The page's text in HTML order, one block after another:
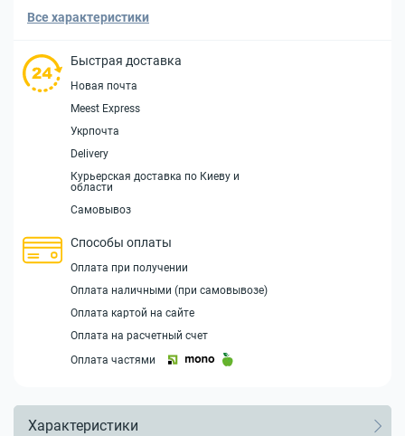
Все характеристики
Быстрая доставка
Новая почта
Meest Express
Укрпочта
Delivery
Курьерская доставка по Киеву и
области
Самовывоз
Способы оплаты
Оплата при получении
Оплата наличными (при самовывозе)
Оплата картой на сайте
Оплата на расчетный счет
Оплата частями
Характеристики